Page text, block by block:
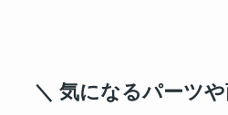
＼ 気になるパーツ